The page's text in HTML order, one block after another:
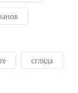
сгляда